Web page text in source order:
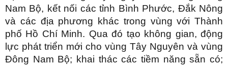
Nam Bộ, kết nối các tỉnh Bình Phước, Đắk Nông
và các địa phương khác trong vùng với Thành
phố Hồ Chí Minh. Qua đó tạo không gian, động
lực phát triển mới cho vùng Tây Nguyên và vùng
Đông Nam Bộ; khai thác các tiềm năng sẵn có;